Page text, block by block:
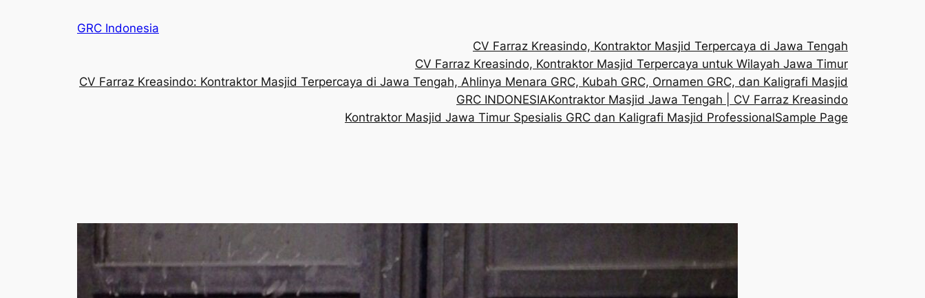
GRC Indonesia
CV Farraz Kreasindo, Kontraktor Masjid Terpercaya di Jawa Tengah
CV Farraz Kreasindo, Kontraktor Masjid Terpercaya untuk Wilayah Jawa Timur
CV Farraz Kreasindo: Kontraktor Masjid Terpercaya di Jawa Tengah, Ahlinya Menara GRC, Kubah GRC, Ornamen GRC, dan Kaligrafi Masjid
GRC INDONESIAKontraktor Masjid Jawa Tengah | CV Farraz Kreasindo
Kontraktor Masjid Jawa Timur Spesialis GRC dan Kaligrafi Masjid ProfessionalSample Page